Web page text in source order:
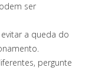
ser
a queda do
pergunte